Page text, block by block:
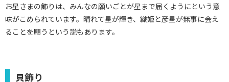
お星さまの飾りは、みんなの願いごとが星まで届くようにという意
味がこめられています。晴れて星が輝き、織姫と彦星が無事に会え
ることを願うという説もあります。
貝飾り